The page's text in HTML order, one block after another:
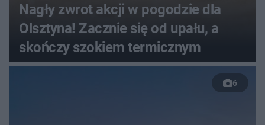
Nagły zwrot akcji w pogodzie dla
Olsztyna! Zacznie się od upału, a
skończy szokiem termicznym
6